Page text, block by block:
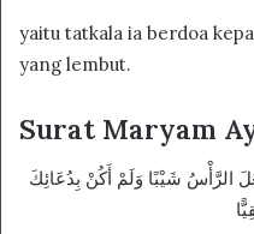
yaitu tatkala ia berdoa
yang lembut.
Surat Maryam
الرَّأْسُ شَيْبًا وَلَمْ أَكُنْ بِدُعَائِكَ